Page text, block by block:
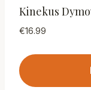
Kinekus
€16.99